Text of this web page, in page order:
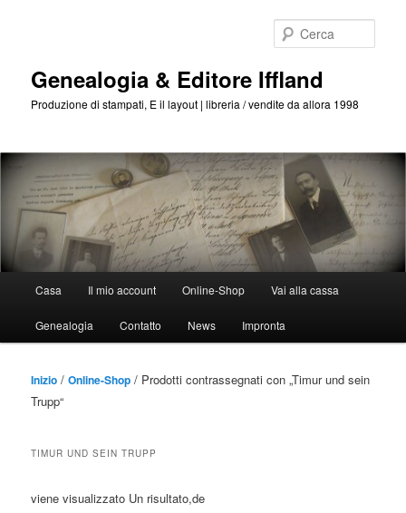
Genealogia & Editore Iffland
Produzione di stampati, E il layout | libreria / vendite da allora 1998
Casa Il mio account Online-Shop Vai alla cassa
Genealogia Contatto News Impronta
Inizio /Online-Shop / Prodotti contrassegnati con „Timur und sein
Trupp“
TIMUR UND SEIN TRUPP
viene visualizzato Un risultato,de